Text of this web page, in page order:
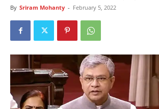
By Sriram Mohanty - February 5, 2022